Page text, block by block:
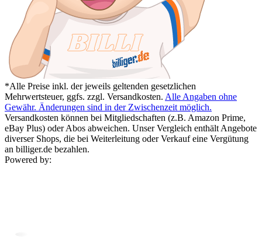
*Alle Preise inkl. der jeweils geltenden gesetzlichen
Mehrwertsteuer, ggfs. zzgl. Versandkosten. Alle Angaben ohne
Gewähr. Änderungen sind in der Zwischenzeit möglich.
Versandkosten können bei Mitgliedschaften (z.B. Amazon Prime,
eBay Plus) oder Abos abweichen. Unser Vergleich enthält Angebote
diverser Shops, die bei Weiterleitung oder Verkauf eine Vergütung
an billiger.de bezahlen.
Powered by: